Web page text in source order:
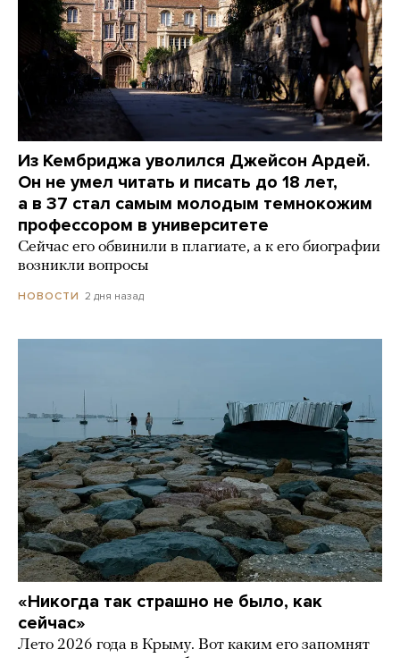
Из Кембриджа уволился Джейсон Ардей.
Он не умел читать и писать до 18 лет,
а в 37 стал самым молодым темнокожим
профессором в университете
Сейчас его обвинили в плагиате, а к его биографии
возникли вопросы
НОВОСТИ 2 дня назад
«Никогда так страшно не было, как
сейчас»
Лето 2026 года в Крыму. Вот каким его запомнят